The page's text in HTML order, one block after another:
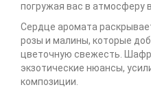
погружая вас в атмосферу
Сердце аромата
розы и малины, которые
цветочную свежесть.
экзотические нюансы,
композиции.